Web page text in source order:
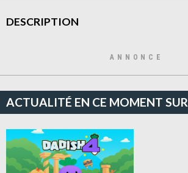
DESCRIPTION
ANNONCE
ACTUALITÉ EN CE MOMENT SUR